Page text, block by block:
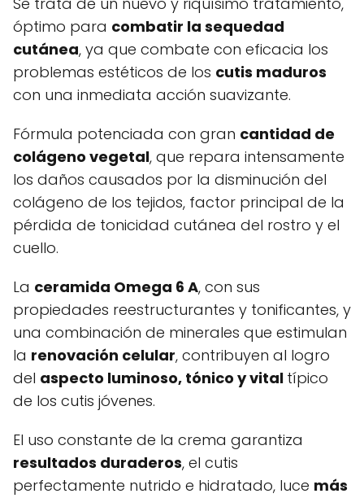
óptimo para combatir la sequedad
cutánea, ya que combate con eficacia los
problemas estéticos de los cutis maduros
con una inmediata acción suavizante.
Fórmula potenciada con gran cantidad de
colágeno vegetal, que repara intensamente
los daños causados por la disminución del
colágeno de los tejidos, factor principal de la
pérdida de tonicidad cutánea del rostro y el
cuello.
La ceramida Omega 6 A, con sus
propiedades reestructurantes y tonificantes, y
una combinación de minerales que estimulan
la renovación celular, contribuyen al logro
del aspecto luminoso, tónico y vital típico
de los cutis jóvenes.
El uso constante de la crema garantiza
resultados duraderos, el cutis
perfectamente nutrido e hidratado, luce más